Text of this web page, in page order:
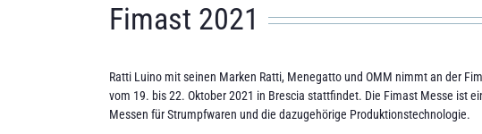
Fimast 2021
Ratti Luino mit seinen Marken Ratti, Menegatto und OMM nimmt an der
vom 19. bis 22. Oktober 2021 in Brescia stattfindet. Die Fimast Messe ist
Messen für Strumpfwaren und die dazugehörige Produktionstechnologie.